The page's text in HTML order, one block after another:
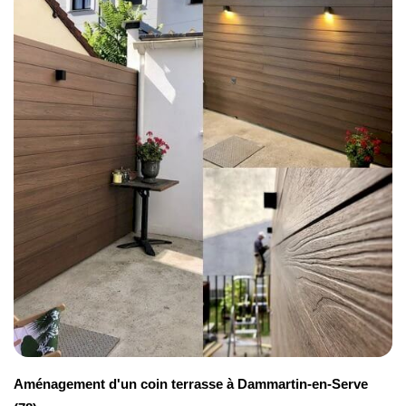
préserve la toile, le lambrequin et les bras pour
garantir un fonctionnement optimal sur le long
terme. En optant pour un modèle personnalisé, vous
bénéficiez d'un équipement parfaitement adapté à
votre façade et à vos besoins spécifiques.
Pose de store banne sur mesure semi-coffre
Le store bannesemi-coffresur mesure est parfait
pour la protection des éléments intérieurs de votre
logement. Contrairement au modèle coffre intégral,
il protège uniquement la toile, laissant les bras
apparents. Grâce à unefabrication sur mesure, il
s'adapte précisément à votre façade et à vos
besoins spécifiques. Avenir Rénovations vous
garantit une installation précise et durable à
Montrouge (92).
Aménagement d'un coin terrasse à Dammartin-en-Serve